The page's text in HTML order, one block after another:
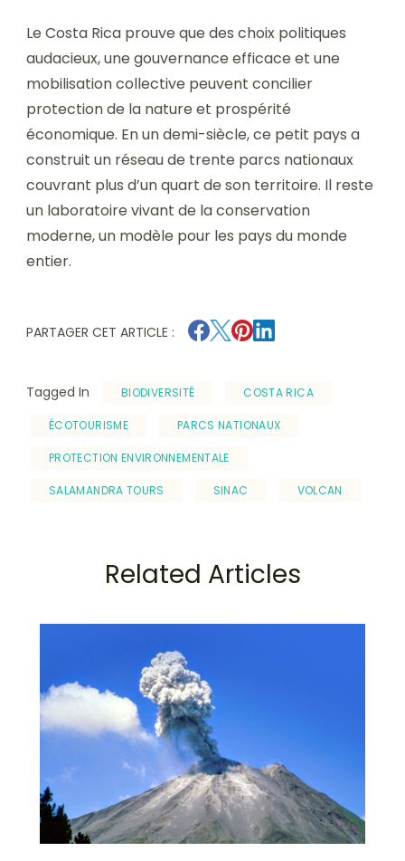
Le Costa Rica prouve que des choix politiques
audacieux, une gouvernance efficace et une
mobilisation collective peuvent concilier
protection de la nature et prospérité
économique. En un demi-siècle, ce petit pays a
construit un réseau de trente parcs nationaux
couvrant plus d’un quart de son territoire. Il reste
un laboratoire vivant de la conservation
moderne, un modèle pour les pays du monde
entier.
PARTAGER CET ARTICLE :
Tagged In BIODIVERSITÉ COSTA RICA
ÉCOTOURISME PARCS NATIONAUX
PROTECTION ENVIRONNEMENTALE
SALAMANDRA TOURS SINAC VOLCAN
Related Articles